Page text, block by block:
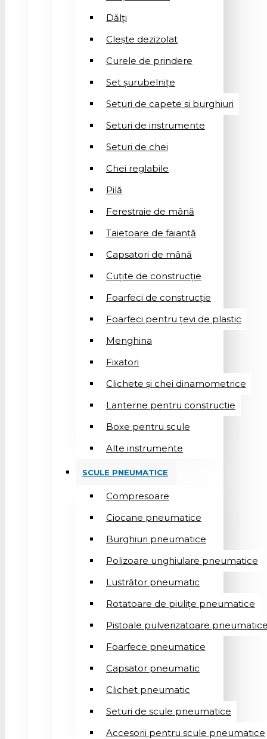
Dălți
Clește dezizolat
Curele de prindere
Set șurubelnițe
Seturi de capete si burghiuri
Seturi de instrumente
Seturi de chei
Chei reglabile
Pilă
Ferestraie de mână
Taietoare de faianță
Capsatori de mână
Cuțite de construcție
Foarfeci de construcție
Foarfeci pentru țevi de plastic
Menghina
Fixatori
Clichete și chei dinamometrice
Lanterne pentru constructie
Boxe pentru scule
Alte instrumente
SCULE PNEUMATICE
Compresoare
Ciocane pneumatice
Burghiuri pneumatice
Polizoare unghiulare pneumatice
Lustrător pneumatic
Rotatoare de piulițe pneumatice
Pistoale pulverizatoare
Foarfece pneumatice
Capsator pneumatic
Clichet pneumatic
Seturi de scule pneumatice
Accesorii pentru scule pneumatice